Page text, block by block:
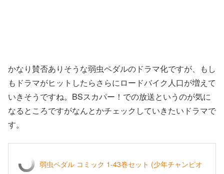
かなり賛否ありそうな弱虫ペダルのドラマ化ですが、もし
もドラマがヒットしたらさらにロードバイク人口が増えて
いきそうですね。BSスカパー！での放送というのが気に
なるところですがなんとかチェックしていきたいドラマで
す。
弱虫ペダル コミック 1-43巻セット (少年チャンピオ